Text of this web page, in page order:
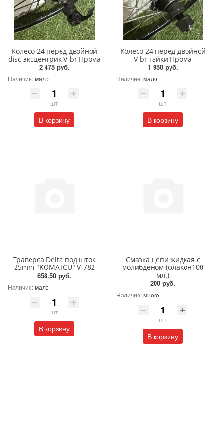
Колесо 24 перед двойной
disc эксцентрик V-br Прома
2 475 руб.
Наличие:мало
шт
В корзину
Колесо 24 перед двойной
V-br гайки Прома
1 950 руб.
Наличие:мало
шт
В корзину
Траверса Delta под шток
25mm "KOMATCU" V-782
658.50 руб.
Наличие:мало
шт
В корзину
Смазка цепи жидкая с
молибденом (флакон100
мл.)
200 руб.
Наличие:много
шт
В корзину